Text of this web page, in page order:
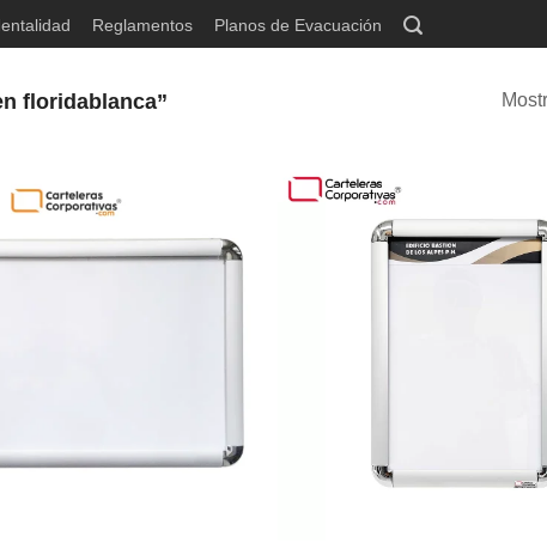
Reglamentos Planos de Evacuación
floridablanca”